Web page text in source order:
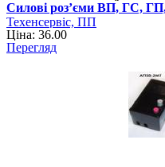
Силові роз’єми ВП,
Техенсервіс, ПП
Ціна: 36.00
Перегляд